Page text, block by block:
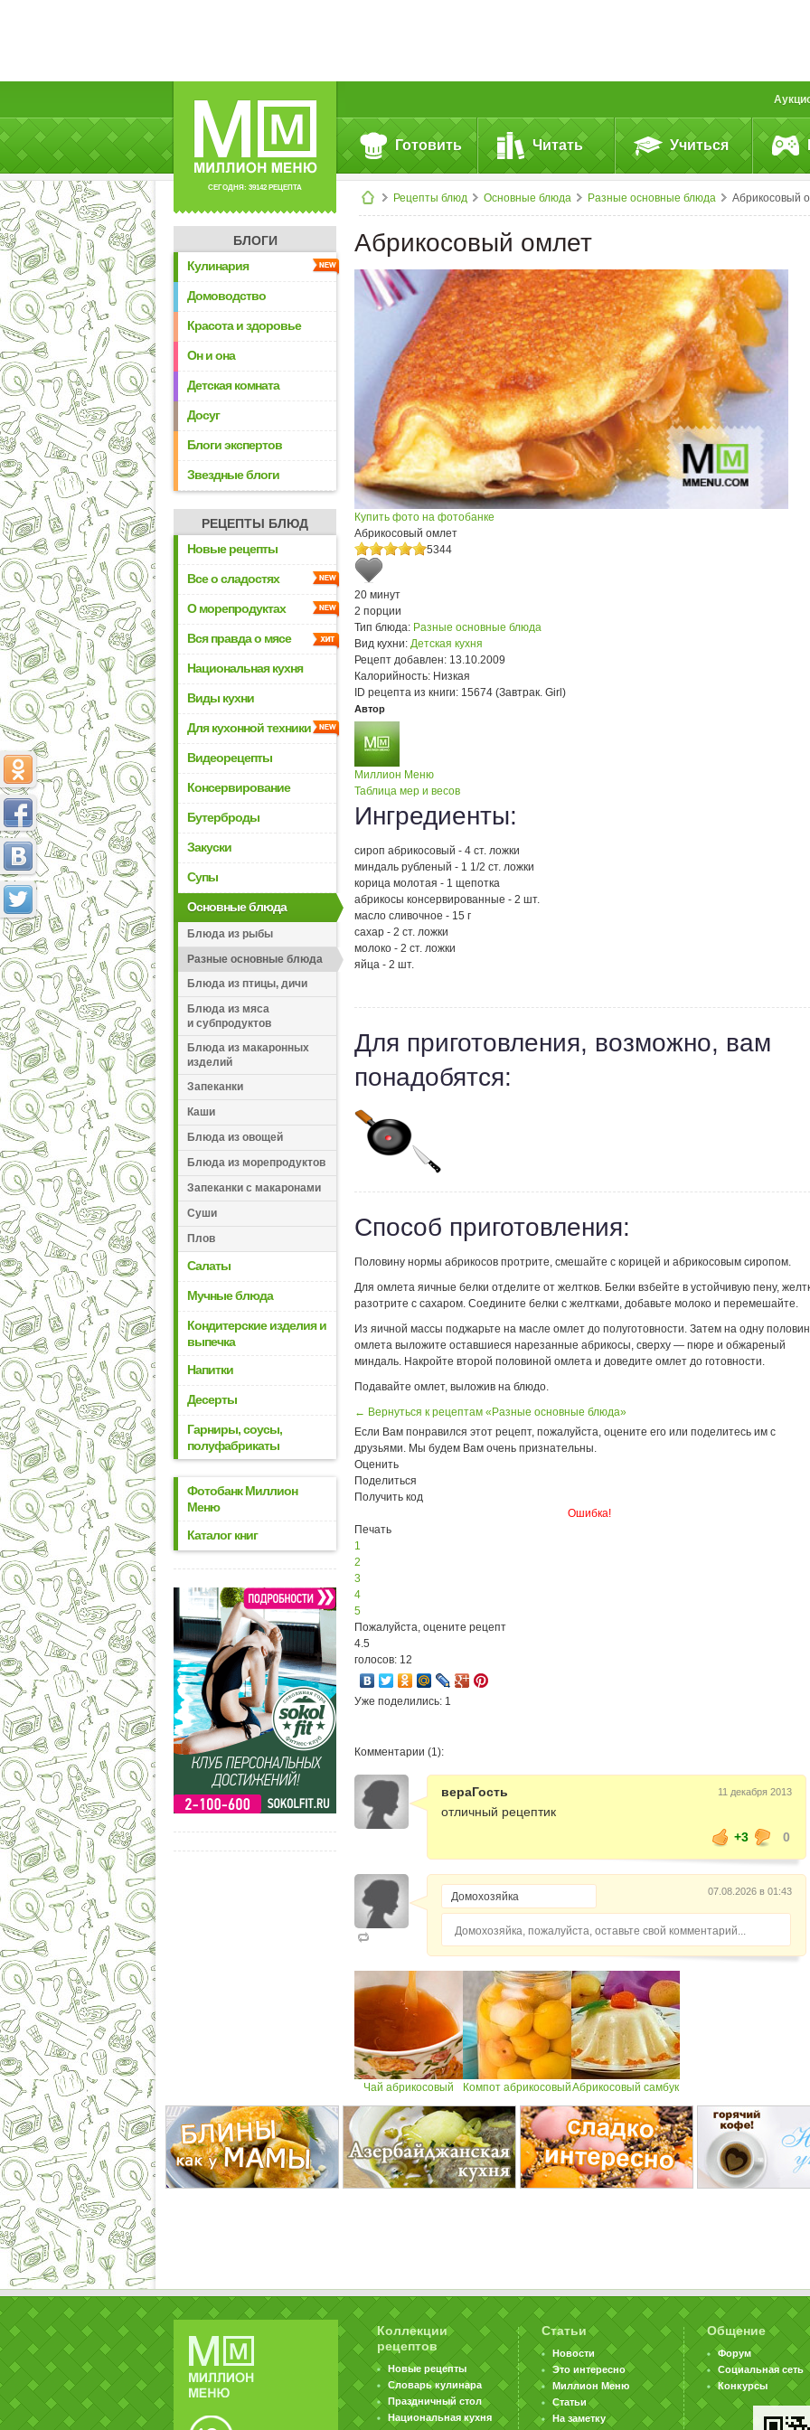
СЕГОДНЯ: 39142 РЕЦЕПТА
Готовить Читать Учиться
Рецепты блюд Основные блюда Разные основные блюда Абрикосовый омлет
БЛОГИ
Кулинария
Домоводство
Красота и здоровье
Он и она
Детская комната
Досуг
Блоги экспертов
Звездные блоги
РЕЦЕПТЫ БЛЮД
Новые рецепты
Все о сладостях
О морепродуктах
Вся правда о мясе
Национальная кухня
Виды кухни
Для кухонной техники
Видеорецепты
Консервирование
Бутерброды
Закуски
Супы
Основные блюда
Блюда из рыбы
Разные основные блюда
Блюда из птицы, дичи
Блюда из мяса
и субпродуктов
Блюда из макаронных
изделий
Запеканки
Каши
Блюда из овощей
Блюда из морепродуктов
Запеканки с макаронами
Суши
Плов
Салаты
Мучные блюда
Кондитерские изделия и
выпечка
Напитки
Десерты
Гарниры, соусы,
полуфабрикаты
Фотобанк Миллион
Меню
Каталог книг
Абрикосовый омлет
Купить фото на фотобанке
Абрикосовый омлет
5344
20 минут
2 порции
Тип блюда: Разные основные блюда
Вид кухни: Детская кухня
Рецепт добавлен: 13.10.2009
Калорийность: Низкая
ID рецепта из книги: 15674 (Завтрак. Girl)
Автор
Миллион Меню
Таблица мер и весов
Ингредиенты:
сироп абрикосовый - 4 ст. ложки
миндаль рубленый - 1 1/2 ст. ложки
корица молотая - 1 щепотка
абрикосы консервированные - 2 шт.
масло сливочное - 15 г
сахар - 2 ст. ложки
молоко - 2 ст. ложки
яйца - 2 шт.
Для приготовления, возможно, вам
понадобятся:
Способ приготовления:
Половину нормы абрикосов протрите, смешайте с корицей и абрикосовым сиропом.
Для омлета яичные белки отделите от желтков. Белки взбейте в устойчивую пену,
разотрите с сахаром. Соедините белки с желтками, добавьте молоко и перемешайте.
Из яичной массы поджарьте на масле омлет до полуготовности. Затем на одну
омлета выложите оставшиеся нарезанные абрикосы, сверху — пюре и обжареный
миндаль. Накройте второй половиной омлета и доведите омлет до готовности.
Подавайте омлет, выложив на блюдо.
← Вернуться к рецептам «Разные основные блюда»
Если Вам понравился этот рецепт, пожалуйста, оцените его или поделитесь им с
друзьями. Мы будем Вам очень признательны.
Оценить
Поделиться
Получить код
Ошибка!
Печать
1
2
3
4
5
Пожалуйста, оцените рецепт
4.5
голосов: 12
Уже поделились: 1
Комментарии (1):
вераГость 11 декабря 2013
отличный рецептик
+3
0
07.08.2026 в 01:43
Домохозяйка, пожалуйста, оставьте свой комментарий...
Чай абрикосовый Компот абрикосовыйАбрикосовый самбук
Коллекции
рецептов
Новые рецепты
Словарь кулинара
Праздничный стол
Национальная кухня
Статьи
Новости
Это интересно
Миллион Меню
Статьи
На заметку
Общение
Форум
Социальная сеть
Конкурсы